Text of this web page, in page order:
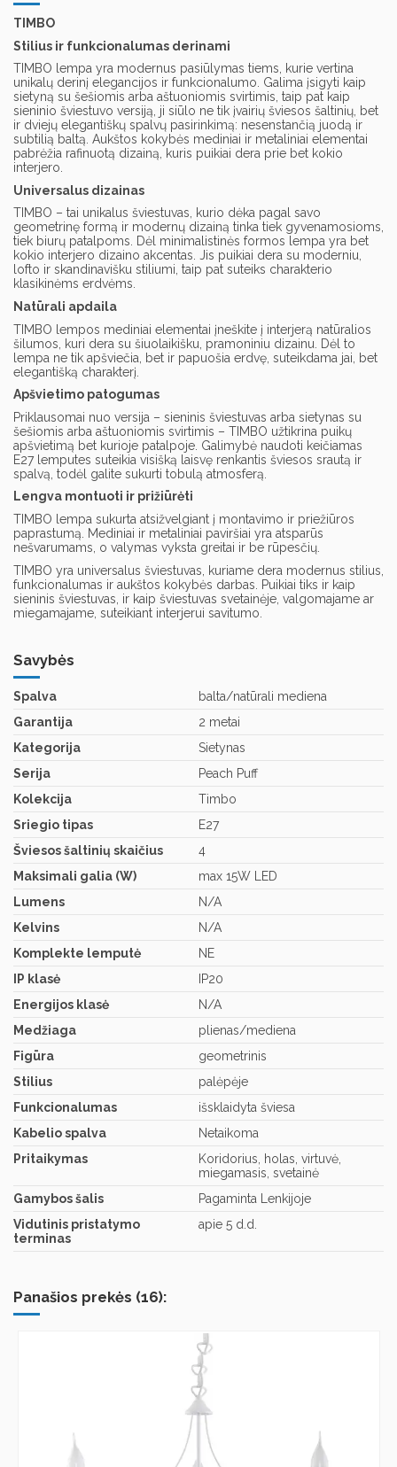
TIMBO
Stilius ir funkcionalumas derinami
TIMBO lempa yra modernus pasiūlymas tiems, kurie vertina
unikalų derinį elegancijos ir funkcionalumo. Galima įsigyti kaip
sietyną su šešiomis arba aštuoniomis svirtimis, taip pat kaip
sieninio šviestuvo versiją, ji siūlo ne tik įvairių šviesos šaltinių, bet
ir dviejų elegantiškų spalvų pasirinkimą: nesenstančią juodą ir
subtilią baltą. Aukštos kokybės mediniai ir metaliniai elementai
pabrėžia rafinuotą dizainą, kuris puikiai dera prie bet kokio
interjero.
Universalus dizainas
TIMBO – tai unikalus šviestuvas, kurio dėka pagal savo
geometrinę formą ir modernų dizainą tinka tiek gyvenamosioms,
tiek biurų patalpoms. Dėl minimalistinės formos lempa yra bet
kokio interjero dizaino akcentas. Jis puikiai dera su moderniu,
lofto ir skandinavišku stiliumi, taip pat suteiks charakterio
klasikinėms erdvėms.
Natūrali apdaila
TIMBO lempos mediniai elementai įneškite į interjerą natūralios
šilumos, kuri dera su šiuolaikišku, pramoniniu dizainu. Dėl to
lempa ne tik apšviečia, bet ir papuošia erdvę, suteikdama jai, bet
elegantišką charakterį.
Apšvietimo patogumas
Priklausomai nuo versija – sieninis šviestuvas arba sietynas su
šešiomis arba aštuoniomis svirtimis – TIMBO užtikrina puikų
apšvietimą bet kurioje patalpoje. Galimybė naudoti keičiamas
E27 lemputes suteikia visišką laisvę renkantis šviesos srautą ir
spalvą, todėl galite sukurti tobulą atmosferą.
Lengva montuoti ir prižiūrėti
TIMBO lempa sukurta atsižvelgiant į montavimo ir priežiūros
paprastumą. Mediniai ir metaliniai paviršiai yra atsparūs
nešvarumams, o valymas vyksta greitai ir be rūpesčių.
TIMBO yra universalus šviestuvas, kuriame dera modernus stilius,
funkcionalumas ir aukštos kokybės darbas. Puikiai tiks ir kaip
sieninis šviestuvas, ir kaip šviestuvas svetainėje, valgomajame ar
miegamajame, suteikiant interjerui savitumo.
Savybės
Spalva
balta/natūrali mediena
Garantija
2 metai
Kategorija
Sietynas
Serija
Peach Puff
Kolekcija
Timbo
Sriegio tipas
E27
Šviesos šaltinių skaičius
4
Maksimali galia (W)
max 15W LED
Lumens
N/A
Kelvins
N/A
Komplekte lemputė
NE
IP klasė
IP20
Energijos klasė
N/A
Medžiaga
plienas/mediena
Figūra
geometrinis
Stilius
palėpėje
Funkcionalumas
išsklaidyta šviesa
Kabelio spalva
Netaikoma
Pritaikymas
Koridorius, holas, virtuvė,
miegamasis, svetainė
Gamybos šalis
Pagaminta Lenkijoje
Vidutinis pristatymo
terminas
apie 5 d.d.
Panašios prekės (16):